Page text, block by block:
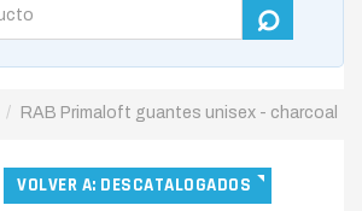
RAB Primaloft guantes unisex - charcoal
VOLVER A: DESCATALOGADOS